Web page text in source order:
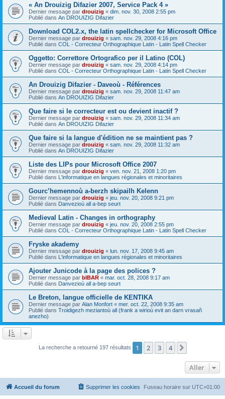
« An Drouizig Difazier 2007, Service Pack 4 »
Dernier message par drouizig « dim. nov. 30, 2008 2:55 pm
Publié dans An DROUIZIG Difazier
Download COL2.x, the latin spellchecker for Microsoft Office
Dernier message par drouizig « sam. nov. 29, 2008 4:16 pm
Publié dans COL - Correcteur Orthographique Latin - Latin Spell Checker
Oggetto: Correttore Ortografico per il Latino (COL)
Dernier message par drouizig « sam. nov. 29, 2008 4:14 pm
Publié dans COL - Correcteur Orthographique Latin - Latin Spell Checker
An Drouizig Difazier - Daveoù - Références
Dernier message par drouizig « sam. nov. 29, 2008 11:47 am
Publié dans An DROUIZIG Difazier
Que faire si le correcteur est ou devient inactif ?
Dernier message par drouizig « sam. nov. 29, 2008 11:34 am
Publié dans An DROUIZIG Difazier
Que faire si la langue d'édition ne se maintient pas ?
Dernier message par drouizig « sam. nov. 29, 2008 11:32 am
Publié dans An DROUIZIG Difazier
Liste des LIPs pour Microsoft Office 2007
Dernier message par drouizig « ven. nov. 21, 2008 1:20 pm
Publié dans L'informatique en langues régionales et minoritaires
Gourc’hemennoù a-berzh skipailh Kelenn
Dernier message par drouizig « jeu. nov. 20, 2008 9:21 pm
Publié dans Danvezioù all a-bep seurt
Medieval Latin - Changes in orthography
Dernier message par drouizig « jeu. nov. 20, 2008 2:55 pm
Publié dans COL - Correcteur Orthographique Latin - Latin Spell Checker
Fryske akademy
Dernier message par drouizig « lun. nov. 17, 2008 9:45 am
Publié dans L'informatique en langues régionales et minoritaires
Ajouter Junicode à la page des polices ?
Dernier message par bIBAR « mar. oct. 28, 2008 9:17 am
Publié dans Danvezioù all a-bep seurt
Le Breton, langue officielle de KENTIKA
Dernier message par Alan Monfort « mer. oct. 22, 2008 9:35 am
Publié dans Troidigezh meziantoù all (frank a wirioù evit an darn vrasañ
anezho)
La recherche a retourné 197 résultats 1 2 3 4
Aller
Accueil du forum Fuseau horaire sur UTC+01:00
Supprimer les cookies